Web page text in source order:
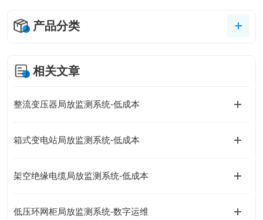
产品分类
相关文章
整流变压器局放监测系统-低成本
箱式变电站局放监测系统-低成本
架空绝缘电缆局放监测系统-低成本
低压环网柜局放监测系统-数字运维